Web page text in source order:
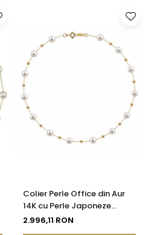
Colier Perle Office din Aur
14K cu Perle Japoneze
Akoya 5,5 mm și Bile de Aur |
2.996,11 RON